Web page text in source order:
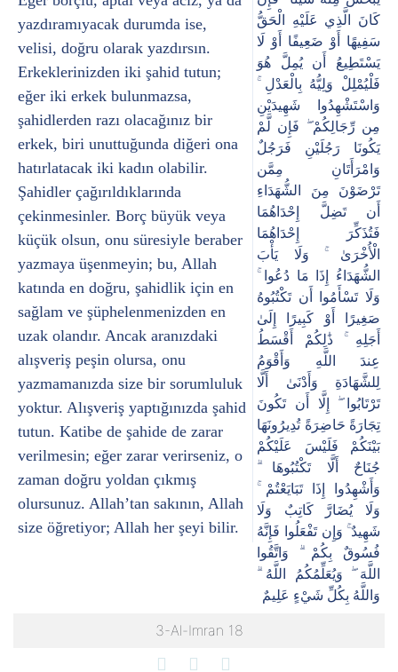
yazdıramıyacak durumda ise,
velisi, doğru olarak yazdırsın.
Erkeklerinizden iki şahid tutun;
eğer iki erkek bulunmazsa,
şahidlerden razı olacağınız bir
erkek, biri unuttuğunda diğeri ona
hatırlatacak iki kadın olabilir.
Şahidler çağırıldıklarında
çekinmesinler. Borç büyük veya
küçük olsun, onu süresiyle beraber
yazmaya üşenmeyin; bu, Allah
katında en doğru, şahidlik için en
sağlam ve şüphelenmenizden en
uzak olandır. Ancak aranızdaki
alışveriş peşin olursa, onu
yazmamanızda size bir sorumluluk
yoktur. Alışveriş yaptığınızda şahid
tutun. Katibe de şahide de zarar
verilmesin; eğer zarar verirseniz, o
zaman doğru yoldan çıkmış
olursunuz. Allah’tan sakının, Allah
size öğretiyor; Allah her şeyi bilir.
كَانَ الَّذِي عَلَيْهِ الْحَقُّ
سَفِيهًا أَوْ ضَعِيفًا أَوْ لَا
يَسْتَطِيعُ أَن يُمِلَّ هُوَ
فَلْيُمْلِلْ وَلِيُّهُ بِالْعَدْلِ ۚ
وَاسْتَشْهِدُوا شَهِيدَيْنِ
مِن رِّجَالِكُمْ ۖ فَإِن لَّمْ
يَكُونَا رَجُلَيْنِ فَرَجُلٌ
وَامْرَأَتَانِ مِمَّن
تَرْضَوْنَ مِنَ الشُّهَدَاءِ
أَن تَضِلَّ إِحْدَاهُمَا
فَتُذَكِّرَ إِحْدَاهُمَا
الْأُخْرَىٰ ۚ وَلَا يَأْبَ
الشُّهَدَاءُ إِذَا مَا دُعُوا ۚ
وَلَا تَسْأَمُوا أَن تَكْتُبُوهُ
صَغِيرًا أَوْ كَبِيرًا إِلَىٰ
أَجَلِهِ ۚ ذَٰلِكُمْ أَقْسَطُ
عِندَ اللَّهِ وَأَقْوَمُ
لِلشَّهَادَةِ وَأَدْنَىٰ أَلَّا
تَرْتَابُوا ۖ إِلَّا أَن تَكُونَ
تِجَارَةً حَاضِرَةً تُدِيرُونَهَا
بَيْنَكُمْ فَلَيْسَ عَلَيْكُمْ
جُنَاحٌ أَلَّا تَكْتُبُوهَا ۗ
وَأَشْهِدُوا إِذَا تَبَايَعْتُمْ ۚ
وَلَا يُضَارَّ كَاتِبٌ وَلَا
شَهِيدٌ ۚ وَإِن تَفْعَلُوا فَإِنَّهُ
فُسُوقٌ بِكُمْ ۗ وَاتَّقُوا
اللَّهَ ۖ وَيُعَلِّمُكُمُ اللَّهُ ۗ
وَاللَّهُ بِكُلِّ شَيْءٍ عَلِيمٌ
3-Al-Imran 18